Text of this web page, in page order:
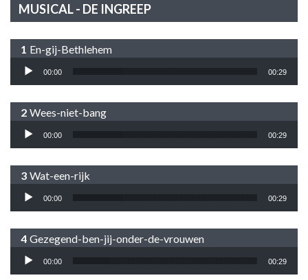
MUSICAL - DE INGREEP
En-gij-Bethlehem
Audiospeler
00:00 00:29
Wees-niet-bang
Audiospeler
00:00 00:29
Wat-een-rijk
Audiospeler
00:00 00:29
Gezegend-ben-jij-onder-de-vrouwen
Audiospeler
00:00 00:29